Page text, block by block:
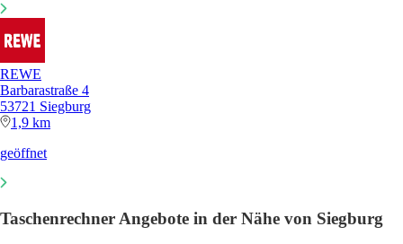
REWE
Barbarastraße 4
53721 Siegburg
1,9 km
geöffnet
Taschenrechner Angebote in der Nähe von Siegburg